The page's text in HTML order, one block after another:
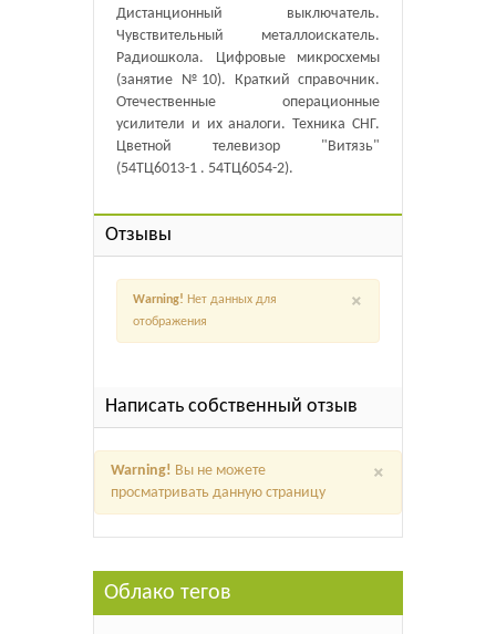
Дистанционный выключатель.
Чувствительный металлоискатель.
Радиошкола. Цифровые микросхемы
(занятие №10). Краткий справочник.
Отечественные операционные
усилители и их аналоги. Техника СНГ.
Цветной телевизор "Витязь"
(54ТЦ6013-1 . 54ТЦ6054-2).
Отзывы
×
Warning! Нет данных для
отображения
Написать собственный отзыв
×
Warning! Вы не можете
просматривать данную страницу
Облако тегов